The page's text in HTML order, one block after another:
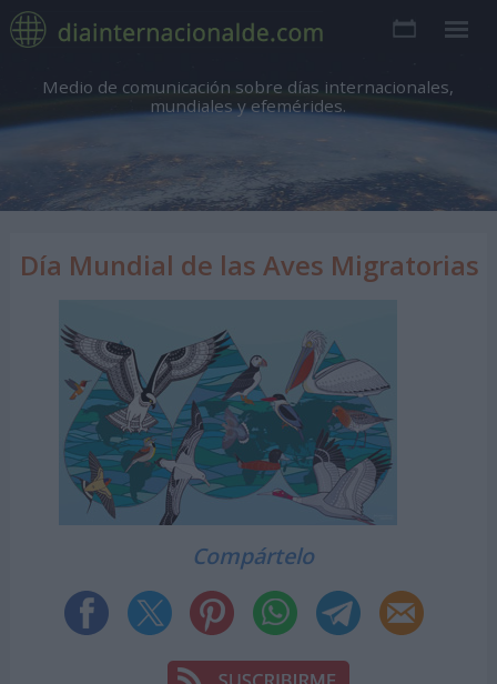
Medio de comunicación sobre días internacionales,
mundiales y efemérides.
Día Mundial de las Aves Migratorias
Compártelo